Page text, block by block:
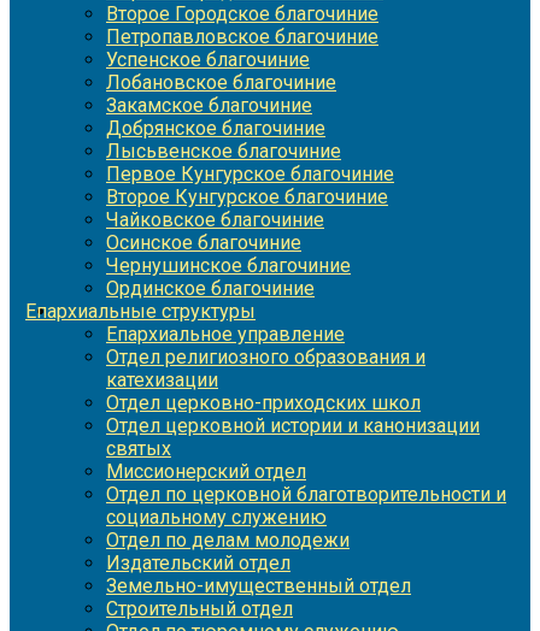
Второе Городское благочиние
Петропавловское благочиние
Успенское благочиние
Лобановское благочиние
Закамское благочиние
Добрянское благочиние
Лысьвенское благочиние
Первое Кунгурское благочиние
Второе Кунгурское благочиние
Чайковское благочиние
Осинское благочиние
Чернушинское благочиние
Ординское благочиние
Епархиальные структуры
Епархиальное управление
Отдел религиозного образования и
катехизации
Отдел церковно-приходских школ
Отдел церковной истории и канонизации
святых
Миссионерский отдел
Отдел по церковной благотворительности и
социальному служению
Отдел по делам молодежи
Издательский отдел
Земельно-имущественный отдел
Строительный отдел